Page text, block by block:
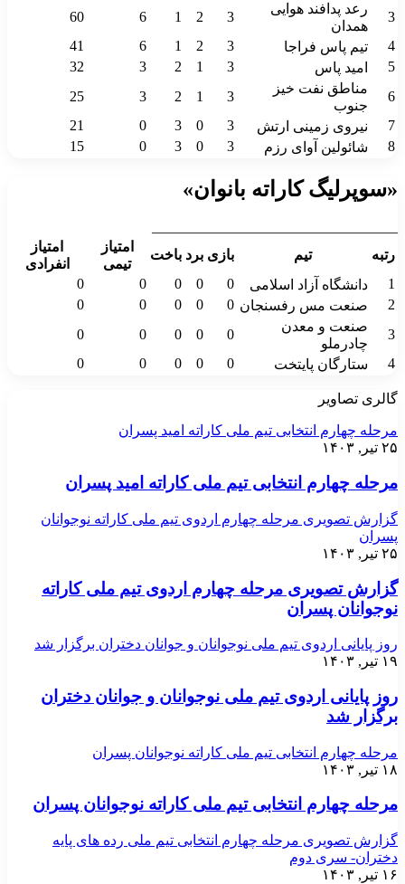
3
رعد پدافند هوایی
همدان
3
2
1
6
60
4
تیم پاس فراجا 3
2
1
6
41
5
امید پاس 3
1
2
3
32
6
مناطق نفت خیز
جنوب
3
1
2
3
25
7
نیروی زمینی ارتش 3
0
3
0
21
8
شائولین آوای رزم 3
0
3
0
15
«سوپرلیگ کاراته بانوان»
رتبه
تیم بازی برد باخت
امتیاز
تیمی
امتیاز
انفرادی
1
دانشگاه آزاد اسلامی 0
0
0
0
0
2
صنعت مس رفسنجان 0
0
0
0
0
3
صنعت و معدن
چادرملو
0
0
0
0
0
4
ستارگان پایتخت 0
0
0
0
0
گالری تصاویر
مرحله چهارم انتخابی تیم ملی کاراته امید پسران
۲۵ تیر, ۱۴۰۳
مرحله چهارم انتخابی تیم ملی کاراته امید پسران
گزارش تصویری مرحله چهارم اردوی تیم ملی کاراته نوجوانان
پسران
۲۵ تیر, ۱۴۰۳
گزارش تصویری مرحله چهارم اردوی تیم ملی کاراته
نوجوانان پسران
روز پایانی اردوی تیم ملی نوجوانان و جوانان دختران برگزار شد
۱۹ تیر, ۱۴۰۳
روز پایانی اردوی تیم ملی نوجوانان و جوانان دختران
برگزار شد
مرحله چهارم انتخابی تیم ملی کاراته نوجوانان پسران
۱۸ تیر, ۱۴۰۳
مرحله چهارم انتخابی تیم ملی کاراته نوجوانان پسران
گزارش تصویری مرحله چهارم انتخابی تیم ملی رده های پایه
دختران- سری دوم
۱۶ تیر, ۱۴۰۳